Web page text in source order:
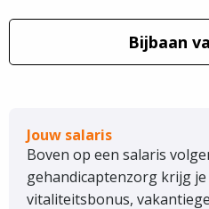
Bijbaan
Jouw salaris
Boven op een salaris
gehandicaptenzorg krijg
vitaliteitsbonus,